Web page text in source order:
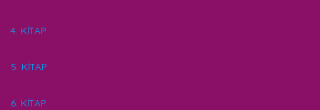
4. KİTAP
5. KİTAP
6. KİTAP